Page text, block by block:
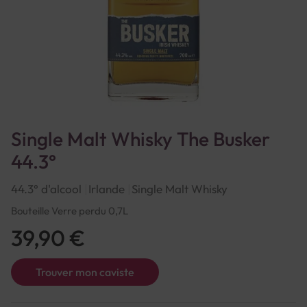
Single Malt Whisky The Busker
44.3°
44.3° d'alcool Irlande Single Malt Whisky
Bouteille Verre perdu 0,7L
Trouver mon caviste
39,90 €